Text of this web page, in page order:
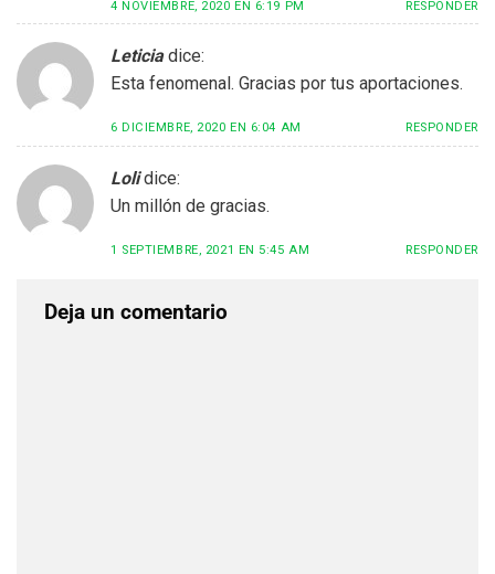
4 NOVIEMBRE, 2020 EN 6:19 PM RESPONDER
Leticia dice:
Esta fenomenal. Gracias por tus aportaciones.
6 DICIEMBRE, 2020 EN 6:04 AM RESPONDER
Loli dice:
Un millón de gracias.
1 SEPTIEMBRE, 2021 EN 5:45 AM RESPONDER
Deja un comentario